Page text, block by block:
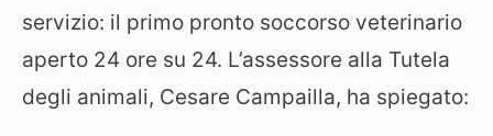
servizio: il primo pronto soccorso veterinario
aperto 24 ore su 24. L’assessore alla Tutela
degli animali, Cesare Campailla, ha spiegato: